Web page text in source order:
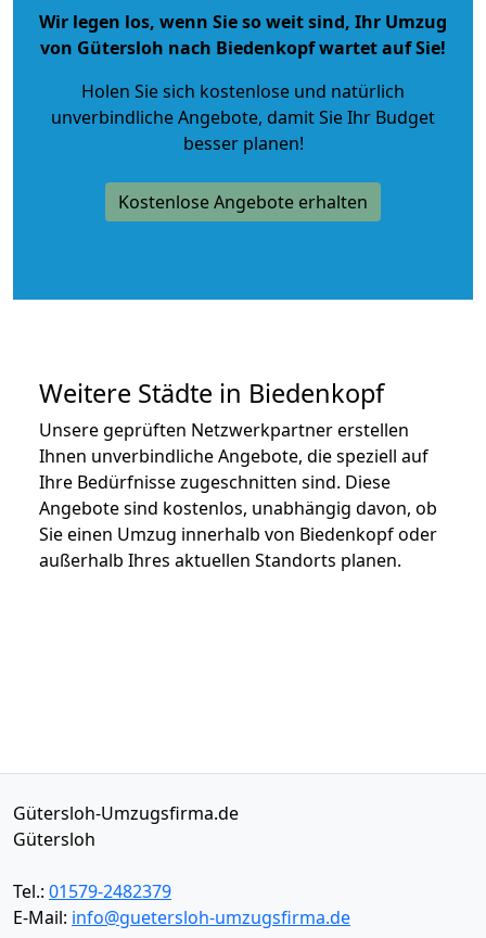
Wir legen los, wenn Sie so weit sind, Ihr Umzug
von Gütersloh nach Biedenkopf wartet auf Sie!
Holen Sie sich kostenlose und natürlich
unverbindliche Angebote, damit Sie Ihr Budget
besser planen!
Kostenlose Angebote erhalten
Weitere Städte in Biedenkopf
Unsere geprüften Netzwerkpartner erstellen
Ihnen unverbindliche Angebote, die speziell auf
Ihre Bedürfnisse zugeschnitten sind. Diese
Angebote sind kostenlos, unabhängig davon, ob
Sie einen Umzug innerhalb von Biedenkopf oder
außerhalb Ihres aktuellen Standorts planen.
Gütersloh-Umzugsfirma.de
Gütersloh
Tel.: 01579-2482379
E-Mail: info@guetersloh-umzugsfirma.de